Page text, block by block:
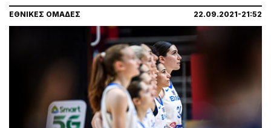
ΕΘΝΙΚΕΣ ΟΜΑΔΕΣ 22.09.2021-21:52